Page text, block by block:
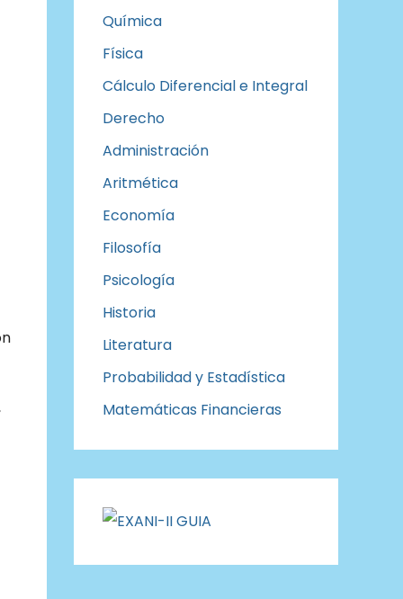
Química
Física
Cálculo Diferencial e Integral
Derecho
Administración
Aritmética
Economía
Filosofía
Psicología
Historia
Literatura
Probabilidad y Estadística
Matemáticas Financieras